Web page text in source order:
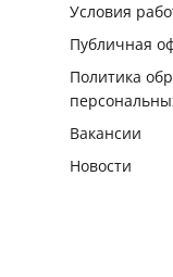
Условия
Публичная
Политика
Вакансии
Новости